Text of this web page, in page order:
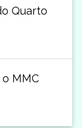
Quarto
MMC